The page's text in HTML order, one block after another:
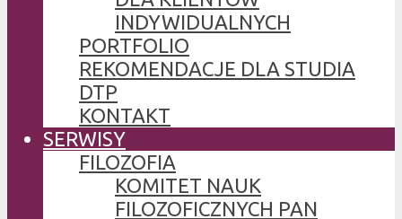
INDYWIDUALNYCH
PORTFOLIO
REKOMENDACJE DLA STUDIA
DTP
KONTAKT
SERWISY
FILOZOFIA
KOMITET NAUK
FILOZOFICZNYCH PAN